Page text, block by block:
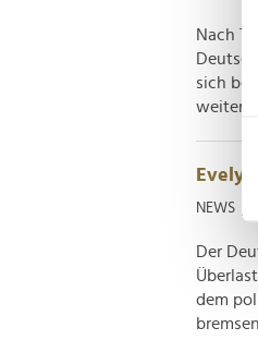
Nach
sich bei
NEWS
Der
dem